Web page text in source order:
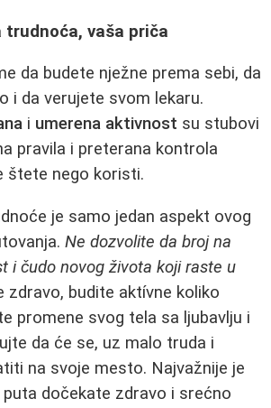
trudnoća, vaša priča
da budete nježne prema sebi, da
i da verujete svom lekaru.
i umerena aktivnost su stubovi
pravila i preterana kontrola
štete nego koristi.
je samo jedan aspekt ovog
Ne dozvolite da broj na
i čudo novog života koji raste u
zdravo, budite aktívne koliko
promene svog tela sa ljubavlju i
da će se, uz malo truda i
na svoje mesto. Najvažnije je
puta dočekate zdravo i srećno